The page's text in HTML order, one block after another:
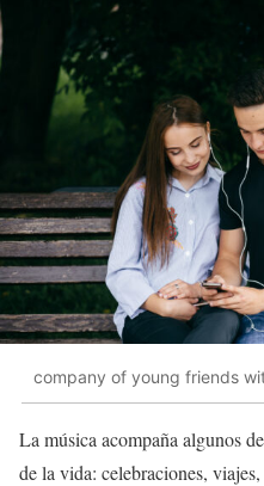
company of young friends
La música acompaña algunos
de la vida: celebraciones,